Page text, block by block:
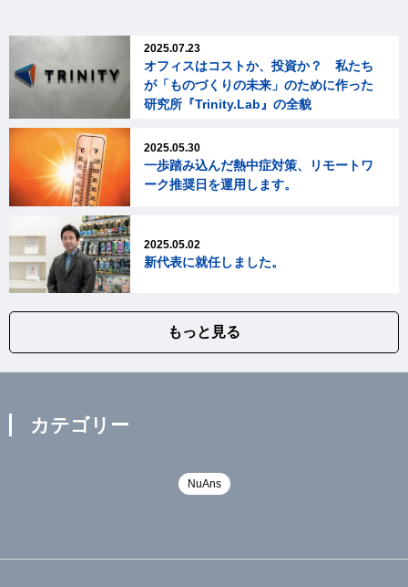
2025.07.23
オフィスはコストか、投資か？ 私たち
が「ものづくりの未来」のために作った
研究所『Trinity.Lab』の全貌
2025.05.30
一歩踏み込んだ熱中症対策、リモートワ
ーク推奨日を運用します。
2025.05.02
新代表に就任しました。
もっと見る
カテゴリー
NuAns